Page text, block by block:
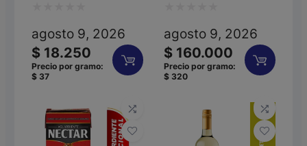
con
0
de
agosto 9, 2026
$ 18.250
Precio por gramo:
$ 37
con
0
de
agosto 9, 2026
$ 160.000
Precio por gramo:
$ 320